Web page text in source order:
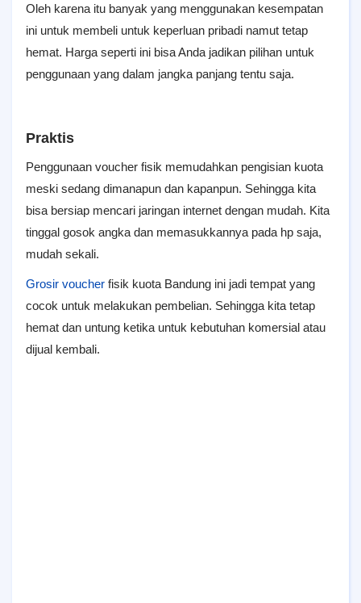
Oleh karena itu banyak yang menggunakan kesempatan
ini untuk membeli untuk keperluan pribadi namut tetap
hemat. Harga seperti ini bisa Anda jadikan pilihan untuk
penggunaan yang dalam jangka panjang tentu saja.
Praktis
Penggunaan voucher fisik memudahkan pengisian kuota
meski sedang dimanapun dan kapanpun. Sehingga kita
bisa bersiap mencari jaringan internet dengan mudah. Kita
tinggal gosok angka dan memasukkannya pada hp saja,
mudah sekali.
Grosir voucher fisik kuota Bandung ini jadi tempat yang
cocok untuk melakukan pembelian. Sehingga kita tetap
hemat dan untung ketika untuk kebutuhan komersial atau
dijual kembali.